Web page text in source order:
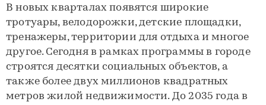
В новых кварталах появятся широкие
тротуары, велодорожки, детские площадки,
тренажеры, территории для отдыха и многое
другое. Сегодня в рамках программы в городе
строятся десятки социальных объектов, а
также более двух миллионов квадратных
метров жилой недвижимости. До 2035 года в